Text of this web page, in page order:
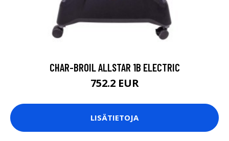
CHAR-BROIL ALLSTAR 1B ELECTRIC
752.2 EUR
LISÄTIETOJA